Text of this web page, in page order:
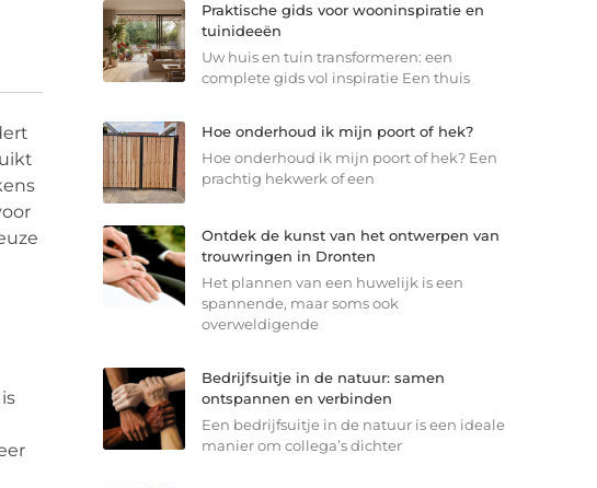
Praktische gids voor wooninspiratie en
tuinideeën
Uw huis en tuin transformeren: een
complete gids vol inspiratie Een thuis
Hoe onderhoud ik mijn poort of hek?
Hoe onderhoud ik mijn poort of hek? Een
prachtig hekwerk of een
Ontdek de kunst van het ontwerpen van
trouwringen in Dronten
Het plannen van een huwelijk is een
spannende, maar soms ook
overweldigende
Bedrijfsuitje in de natuur: samen
ontspannen en verbinden
Een bedrijfsuitje in de natuur is een ideale
manier om collega’s dichter